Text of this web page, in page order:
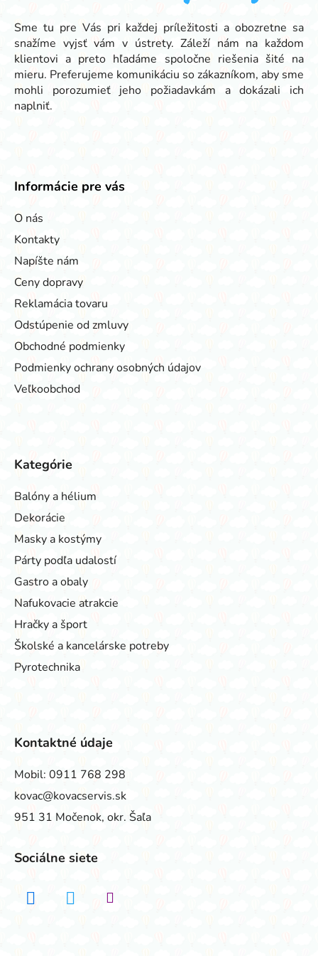
Sme tu pre Vás pri každej príležitosti a obozretne sa
snažíme vyjsť vám v ústrety. Záleží nám na každom
klientovi a preto hľadáme spoločne riešenia šité na
mieru. Preferujeme komunikáciu so zákazníkom, aby sme
mohli porozumieť jeho požiadavkám a dokázali ich
naplniť.
Informácie pre vás
O nás
Kontakty
Napíšte nám
Ceny dopravy
Reklamácia tovaru
Odstúpenie od zmluvy
Obchodné podmienky
Podmienky ochrany osobných údajov
Veľkoobchod
Kategórie
Balóny a hélium
Dekorácie
Masky a kostýmy
Párty podľa udalostí
Gastro a obaly
Nafukovacie atrakcie
Hračky a šport
Školské a kancelárske potreby
Pyrotechnika
Kontaktné údaje
Mobil: 0911 768 298
kovac@kovacservis.sk
951 31 Močenok, okr. Šaľa
Sociálne siete